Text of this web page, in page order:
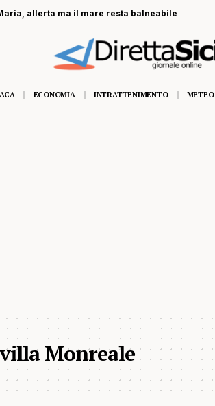
allerta ma il mare resta balneabile
ECONOMIA INTRATTENIMENTO METEO
Monreale